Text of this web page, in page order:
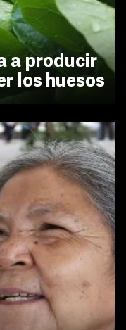
a producir
los huesos